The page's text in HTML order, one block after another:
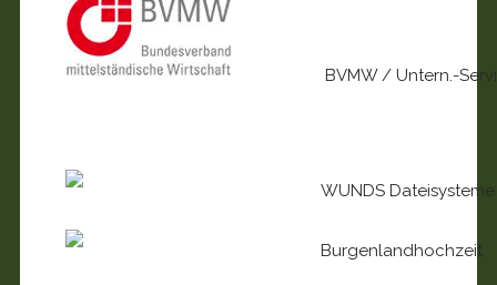
BVMW / Untern.-
WUNDS
Burgenlandhochzeit